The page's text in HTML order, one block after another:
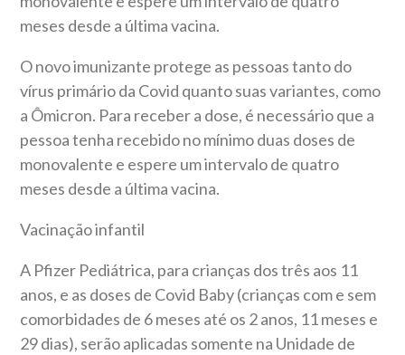
meses desde a última vacina.
O novo imunizante protege as pessoas tanto do
vírus primário da Covid quanto suas variantes, como
a Ômicron. Para receber a dose, é necessário que a
pessoa tenha recebido no mínimo duas doses de
monovalente e espere um intervalo de quatro
meses desde a última vacina.
Vacinação infantil
A Pfizer Pediátrica, para crianças dos três aos 11
anos, e as doses de Covid Baby (crianças com e sem
comorbidades de 6 meses até os 2 anos, 11 meses e
29 dias), serão aplicadas somente na Unidade de